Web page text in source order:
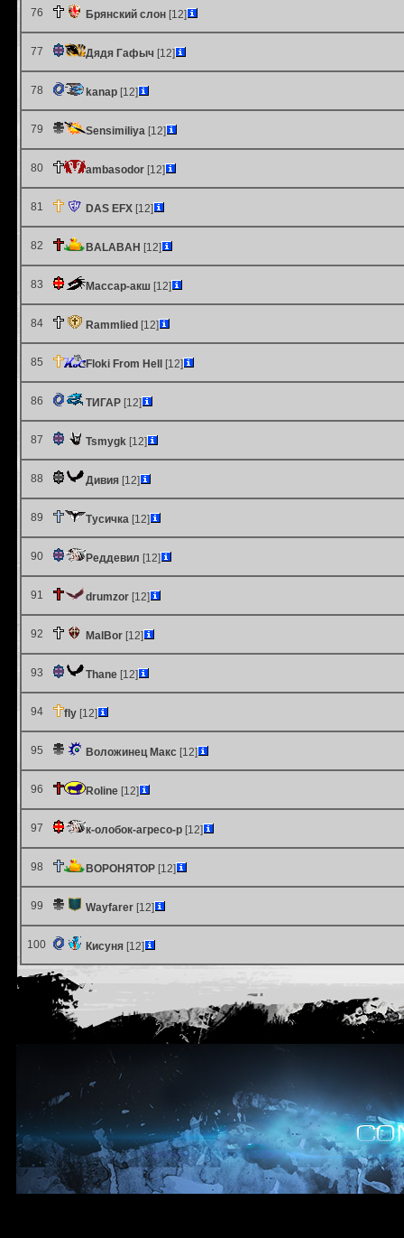
76 Брянский слон [12]
77 Дядя Гафыч [12]
78 kanap [12]
79 Sensimiliya [12]
80 ambasodor [12]
81 DAS EFX [12]
82 BALABAH [12]
83 Массар-акш [12]
84 Rammlied [12]
85 Floki From Hell [12]
86 ТИГАР [12]
87 Tsmygk [12]
88 Дивия [12]
89 Тусичка [12]
90 Реддевил [12]
91 drumzor [12]
92 MalBor [12]
93 Thane [12]
94 fly [12]
95 Воложинец Макс [12]
96 Roline [12]
97 к-олобок-агресо-р [12]
98 ВОРОНЯТОР [12]
99 Wayfarer [12]
100 Кисуня [12]